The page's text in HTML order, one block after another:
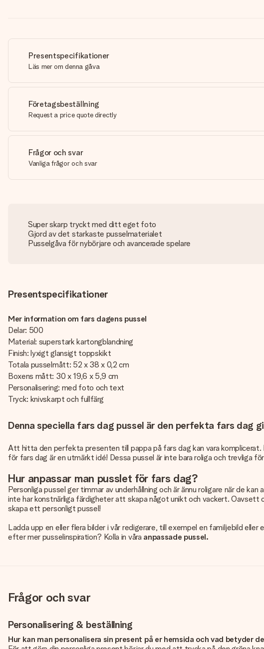
Presentspecifikationer
Läs mer om denna gåva
Företagsbeställning
Request a price quote directly
Frågor och svar
Vanliga frågor och svar
Super skarp tryckt med ditt eget foto
Gjord av det starkaste pusselmaterialet
Pusselgåva för nybörjare och avancerade spelare
Presentspecifikationer
Mer information om fars dagens pussel
Delar: 500
Material: superstark kartongblandning
Finish: lyxigt glansigt toppskikt
Totala pusselmått: 52 x 38 x 0,2 cm
Boxens mått: 30 x 19,6 x 5,9 cm
Personalisering: med foto och text
Tryck: knivskarpt och fullfärg
Denna speciella fars dag pussel är den perfekta fars dag
Att hitta den perfekta presenten till pappa på fars dag kan vara
för fars dag är en utmärkt idé! Dessa pussel är inte bara roliga och trevliga
Hur anpassar man pusslet för fars dag?
Personliga pussel ger timmar av underhållning och är ännu roligare när de
inte har konstnärliga färdigheter att skapa något unikt och vackert.
skapa ett personligt pussel!
Ladda upp en eller flera bilder i vår redigerare, till exempel en familjebild
efter mer pusselinspiration? Kolla in våra anpassade pussel.
Frågor och svar
Personalisering & beställning
Hur kan man personalisera sin present på er hemsida och vad betyder